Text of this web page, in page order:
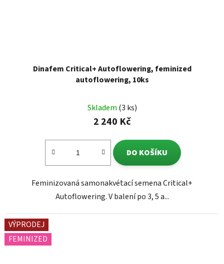
Dinafem Critical+ Autoflowering, feminized
autoflowering, 10ks
Skladem (3 ks)
2 240 Kč
DO KOŠÍKU
Feminizovaná samonakvétací semena Critical+
Autoflowering. V balení po 3, 5 a...
VÝPRODEJ
FEMINIZED